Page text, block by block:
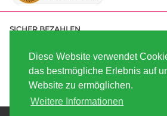
Diese Website verwendet
das bestmögliche Erlebnis auf
Website zu ermöglichen.
Weitere Informationen
SICHER BEZAHLEN
SCHNELL VERSENDET